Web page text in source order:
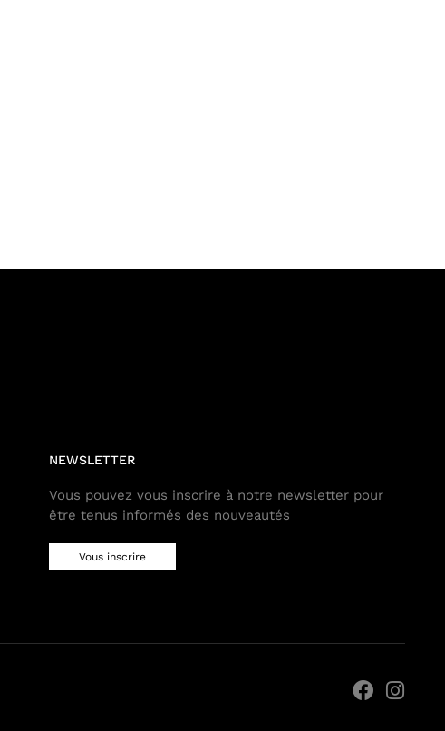
NEWSLETTER
Vous pouvez vous inscrire à notre newsletter pour
être tenus informés des nouveautés
Vous inscrire